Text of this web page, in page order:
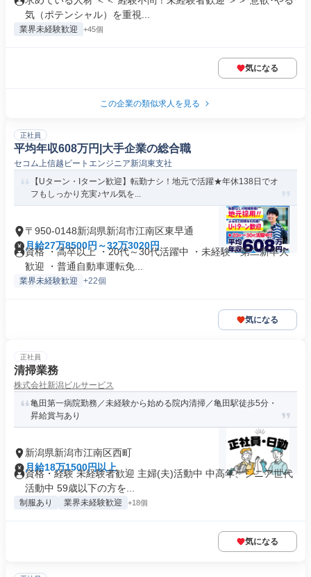
気（ポテンシャル）を重視...
業界未経験歓迎 +45個
気になる
この企業の類似求人を見る
正社員
平均年収608万円|大手企業の総合職
セコム上信越ビートエンジニア新潟東支社
【Uターン・Iターン歓迎】転勤ナシ！地元で活躍★年休138日でオ
フもしっかり充実♪ヤル気を...
〒950-0148新潟県新潟市江南区東早通
月給27万8500円～32万3020円
資格 ・高卒以上 ・20代～30代活躍中 ・未経験・第二新卒大
歓迎 ・普通自動車運転免...
業界未経験歓迎 +22個
気になる
正社員
清掃業務
株式会社新潟ビルサービス
亀田第一病院勤務／未経験から始める院内清掃／亀田駅徒歩5分・
昇給賞与あり
新潟県新潟市江南区西町
月給18万1500円以上
資格・経験 未経験者歓迎 主婦(夫)活動中 中高年、シニア世代
活動中 59歳以下の方を...
制服あり 業界未経験歓迎 +18個
気になる